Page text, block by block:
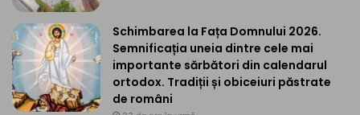
Schimbarea la Fața Domnului 2026.
Semnificația uneia dintre cele mai
importante sărbători din calendarul
ortodox. Tradiții și obiceiuri păstrate
de români